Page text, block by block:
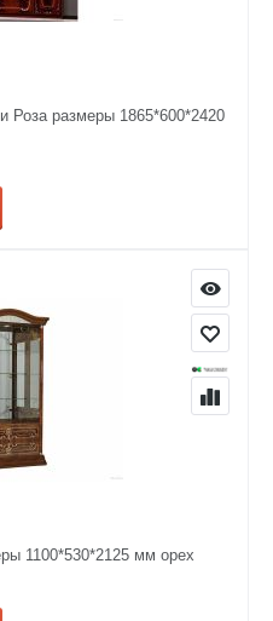
Роза размеры 1865*600*2420
1100*530*2125 мм орех